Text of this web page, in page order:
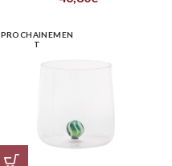
PROCHAINEMEN
T